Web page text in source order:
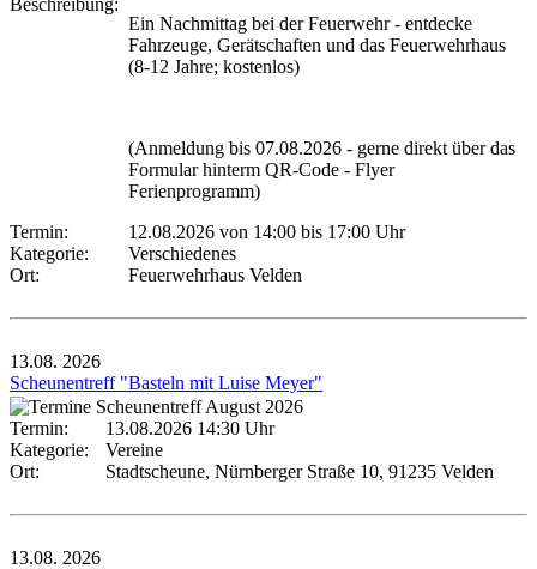
Beschreibung:
Ein Nachmittag bei der Feuerwehr - entdecke
Fahrzeuge, Gerätschaften und das Feuerwehrhaus
(8-12 Jahre; kostenlos)
(Anmeldung bis 07.08.2026 - gerne direkt über das
Formular hinterm QR-Code - Flyer
Ferienprogramm)
Termin:
12.08.2026 von 14:00 bis 17:00 Uhr
Kategorie:
Verschiedenes
Ort:
Feuerwehrhaus Velden
13.08. 2026
Scheunentreff "Basteln mit Luise Meyer"
Termin:
13.08.2026 14:30 Uhr
Kategorie:
Vereine
Ort:
Stadtscheune, Nürnberger Straße 10, 91235 Velden
13.08. 2026